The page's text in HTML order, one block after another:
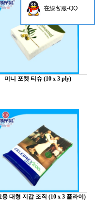
미니 포켓 티슈 (10 x 3 ply)
용 대형 지갑 조직 (10 x 3 플라이)
在線客服-QQ